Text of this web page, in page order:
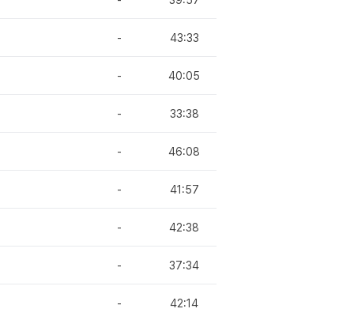
- 43:33
- 40:05
- 33:38
- 46:08
- 41:57
- 42:38
- 37:34
- 42:14